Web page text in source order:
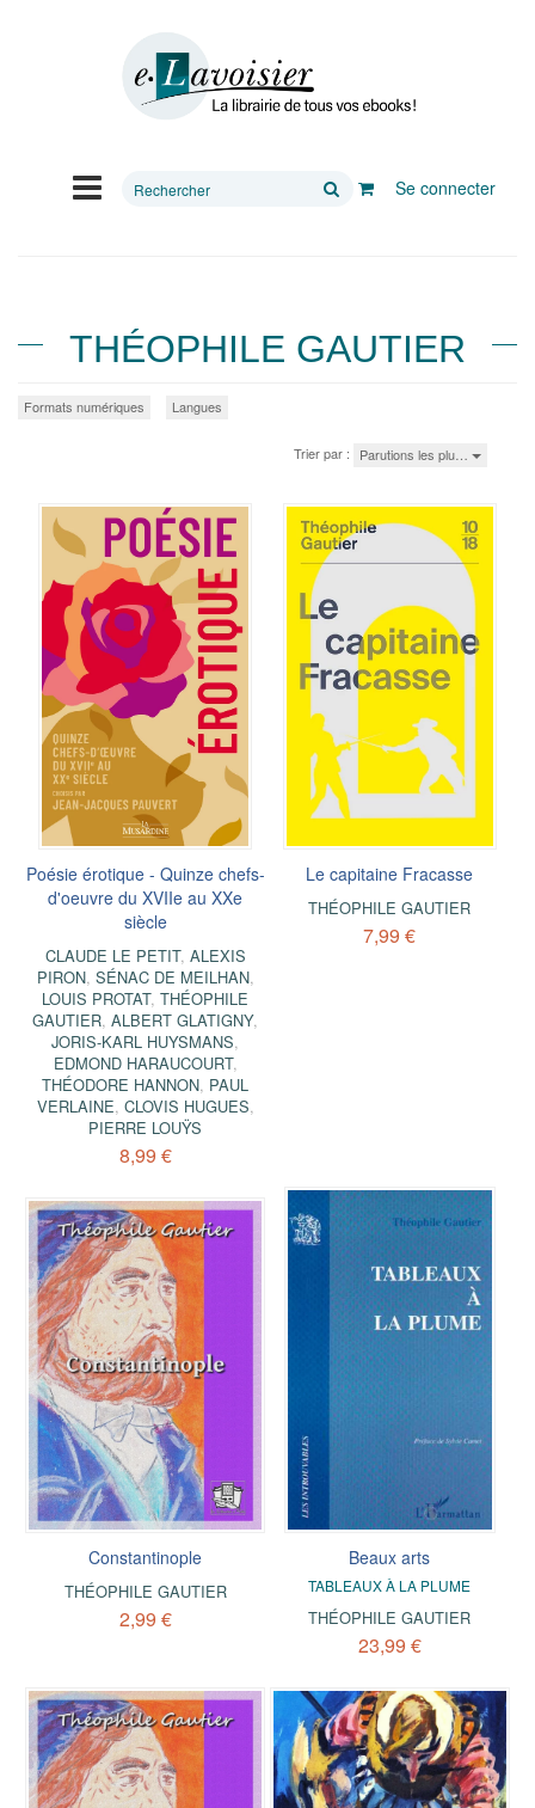
Rechercher
Se connecter
THÉOPHILE GAUTIER
Formats numériques Langues
Trier par : Parutions les plu…
Poésie érotique - Quinze chefs-
d'oeuvre du XVIIe au XXe
siècle
CLAUDE LE PETIT, ALEXIS
PIRON, SÉNAC DE MEILHAN,
LOUIS PROTAT,THÉOPHILE
GAUTIER,ALBERT GLATIGNY,
JORIS-KARL HUYSMANS,
EDMOND HARAUCOURT,
THÉODORE HANNON, PAUL
VERLAINE, CLOVIS HUGUES,
PIERRE LOUŸS
8,99 €
Le capitaine Fracasse
THÉOPHILE GAUTIER
7,99 €
Constantinople
THÉOPHILE GAUTIER
2,99 €
Beaux arts
TABLEAUX À LA PLUME
THÉOPHILE GAUTIER
23,99 €